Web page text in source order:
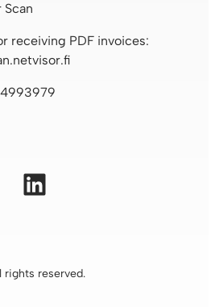
receiving PDF invoices:
LinkedIn
rights reserved.